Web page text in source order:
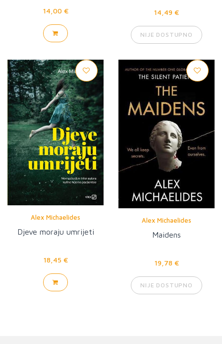
14,00 € 14,49 €
NIJE DOSTUPNO
Alex Michaelides
Djeve moraju umrijeti
18,45 €
Alex Michaelides
Maidens
19,78 €
NIJE DOSTUPNO